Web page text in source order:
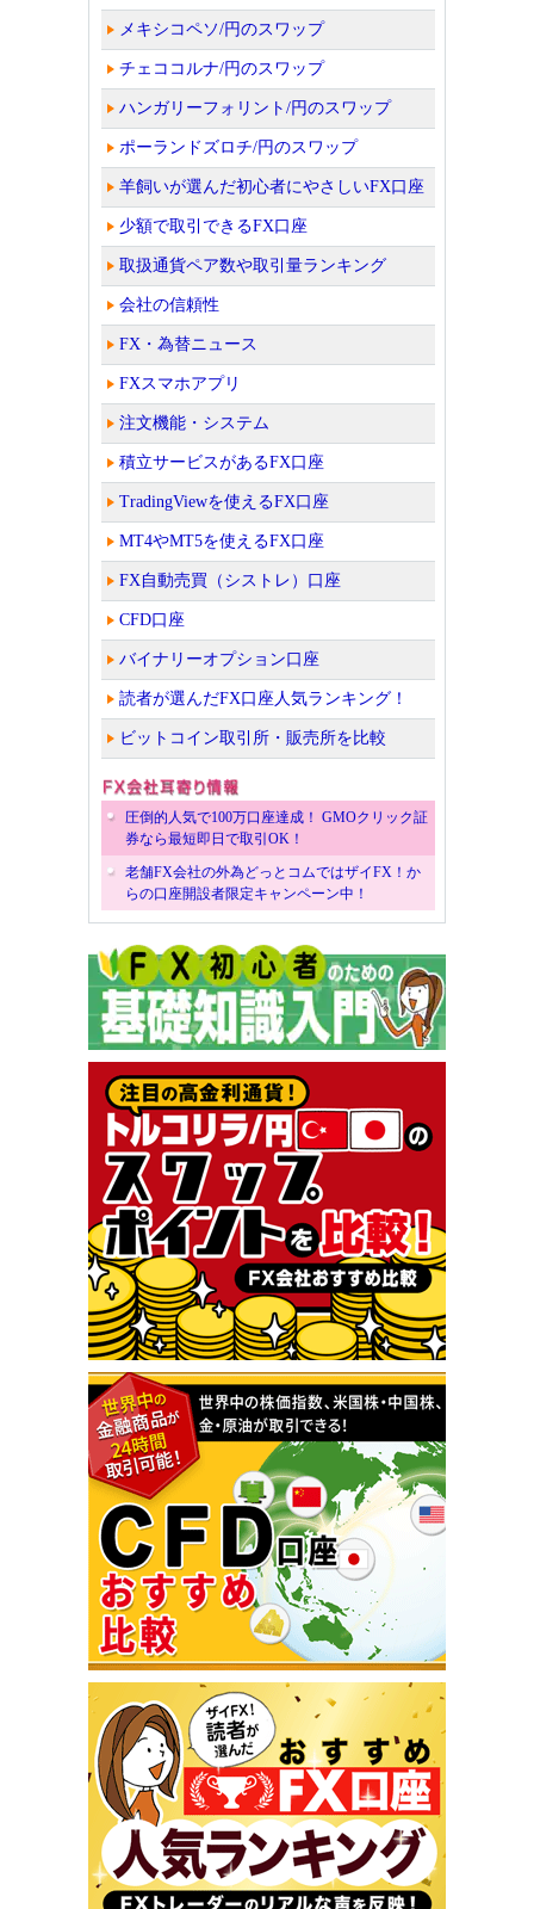
メキシコペソ/円のスワップ
チェココルナ/円のスワップ
ハンガリーフォリント/円のスワップ
ポーランドズロチ/円のスワップ
羊飼いが選んだ初心者にやさしいFX口座
少額で取引できるFX口座
取扱通貨ペア数や取引量ランキング
会社の信頼性
FX・為替ニュース
FXスマホアプリ
注文機能・システム
積立サービスがあるFX口座
TradingViewを使えるFX口座
MT4やMT5を使えるFX口座
FX自動売買（シストレ）口座
CFD口座
バイナリーオプション口座
読者が選んだFX口座人気ランキング！
ビットコイン取引所・販売所を比較
圧倒的人気で100万口座達成！ GMOクリック証
券なら最短即日で取引OK！
老舗FX会社の外為どっとコムではザイFX！か
らの口座開設者限定キャンペーン中！